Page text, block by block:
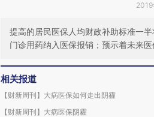
提高的居民医保人均财政补助标准一
门诊用药纳入医保报销；预示着未来
相关报道
【财新周刊】大病医保如何走出阴霾
【财新周刊】大病医保阴霾